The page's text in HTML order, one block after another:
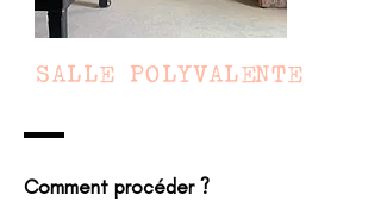
SALLE POLYVALENTE
Comment procéder ?